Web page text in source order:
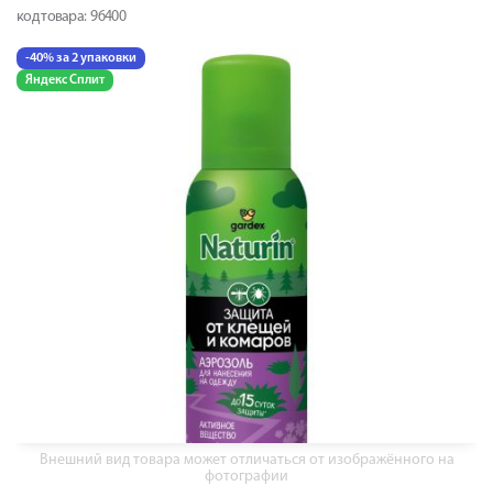
код товара: 96400
-40% за 2 упаковки
Яндекс Сплит
Внешний вид товара может отличаться от изображённого на
фотографии